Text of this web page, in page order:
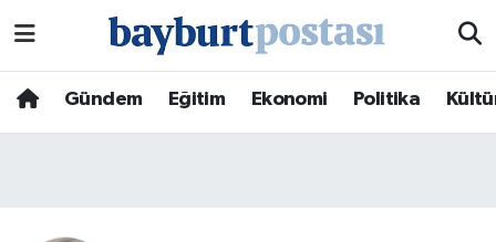
Gündem Eğitim Ekonomi Politika